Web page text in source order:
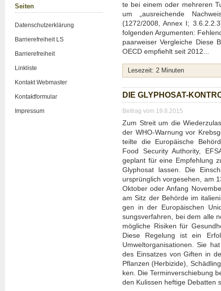
Sei­ten
Daten­schutz­er­klä­rung
Bar­rie­re­frei­heit LS
Bar­rie­re­frei­heit
Link­lis­te
Kon­takt Web­mas­ter
Kon­takt­for­mu­lar
Impres­sum
te bei einem oder meh­re­ren
um „aus­rei­chen­de
(1272/2008, Annex I;
fol­gen­den Argu­men­ten:
paar­wei­ser Ver­glei­che Die­se
OECD emp­fiehlt seit 2012...
Lese­zeit: 2 Minu­ten
DIE GLY­PHO­SAT-
Beitrag vom 19.8.2015
Zum Streit um die
der WHO-War­nung vor
teil­te die Euro­päi­sche
Food Secu­ri­ty Aut­ho­ri­ty,
geplant für eine Emp­feh­lung
Gly­pho­sat las­sen. Die
ursprüng­lich vor­ge­se­hen, am
Okto­ber oder Anfang
am Sitz der Behör­de im
gen in der Euro­päi­schen
sungs­ver­fah­ren, bei dem alle
mög­li­che Risi­ken für
Die­se Rege­lung ist ein
Umwelt­or­ga­ni­sa­tio­nen. Sie
des Ein­sat­zes von Gif­ten in
Pflan­zen (Her­bi­zi­de),
ken. Die Ter­min­ver­schie­bung
den Kulis­sen hef­ti­ge Debat­ten